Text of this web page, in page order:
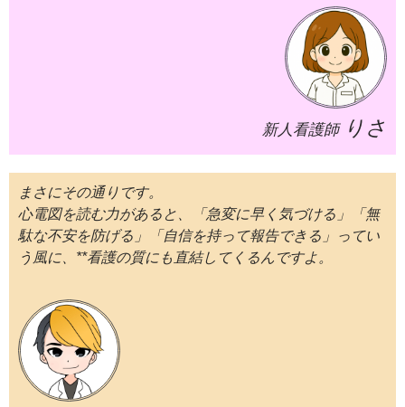
新人看護師 りさ
まさにその通りです。
心電図を読む力があると、「急変に早く気づける」「無
駄な不安を防げる」「自信を持って報告できる」ってい
う風に、**看護の質にも直結してくるんですよ。